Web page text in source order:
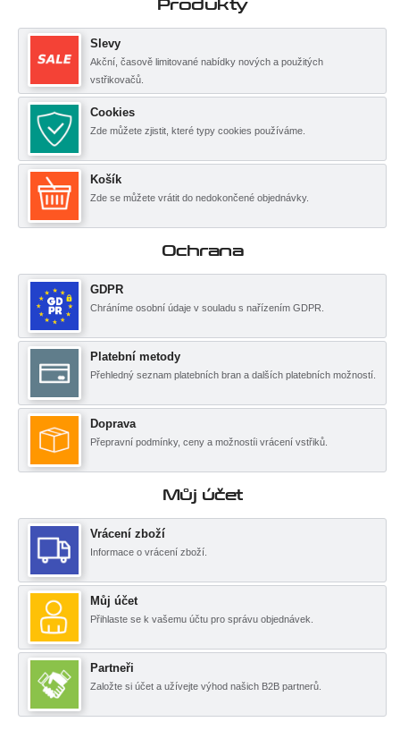
Produkty
Slevy
Akční, časově limitované nabídky nových a použitých
vstřikovačů.
Cookies
Zde můžete zjistit, které typy cookies používáme.
Košík
Zde se můžete vrátit do nedokončené objednávky.
Ochrana
GDPR
Chráníme osobní údaje v souladu s nařízením GDPR.
Platební metody
Přehledný seznam platebních bran a dalších platebních možností.
Doprava
Přepravní podmínky, ceny a možnostíi vrácení vstřiků.
Můj účet
Vrácení zboží
Informace o vrácení zboží.
Můj účet
Přihlaste se k vašemu účtu pro správu objednávek.
Partneři
Založte si účet a užívejte výhod našich B2B partnerů.